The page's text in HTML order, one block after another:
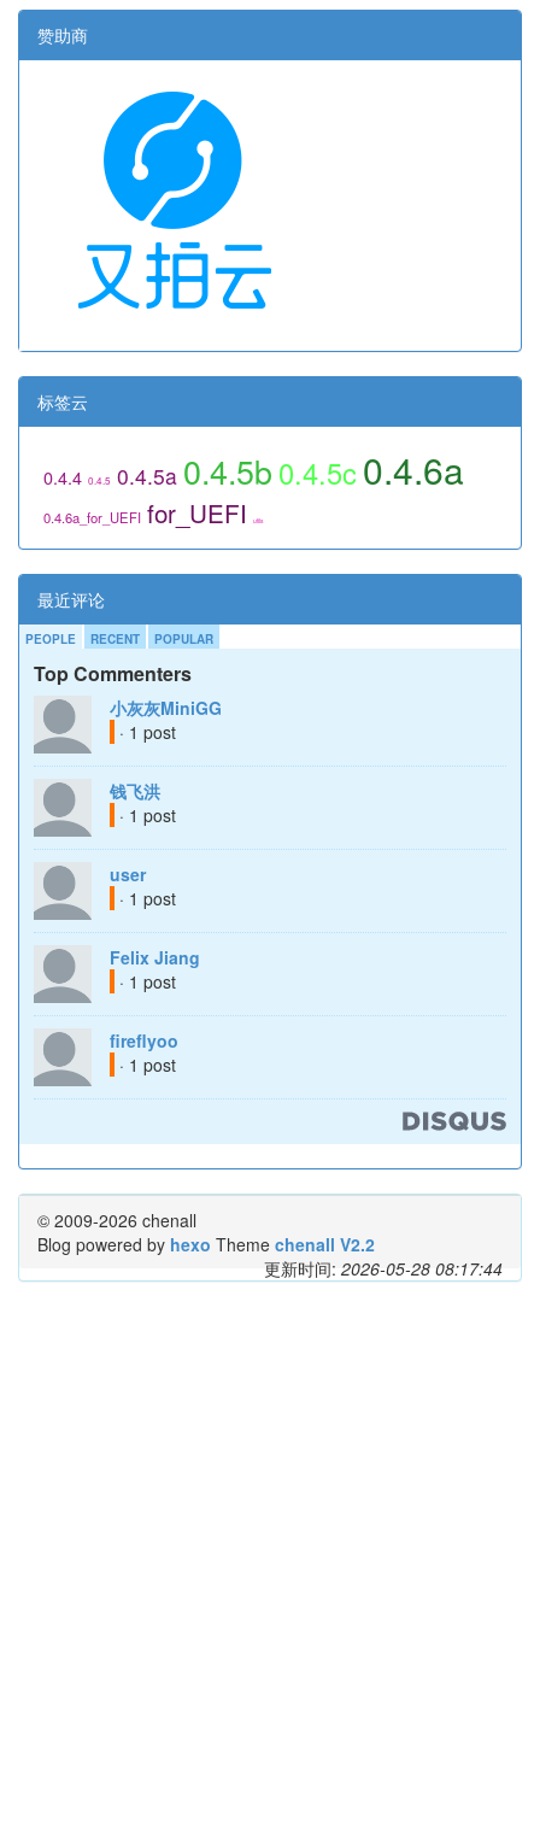
赞助商
标签云
0.4.4 0.4.5 0.4.5a 0.4.5b 0.4.5c0.4.6a
0.4.6a_for_UEFI for_UEFI utils
最近评论
PEOPLE RECENT POPULAR
Top Commenters
小灰灰MiniGG
· 1 post
钱飞洪
· 1 post
user
· 1 post
Felix Jiang
· 1 post
fireflyoo
· 1 post
© 2009-2026 chenall
Blog powered by hexo Theme chenall V2.2
更新时间: 2026-05-28 08:17:44